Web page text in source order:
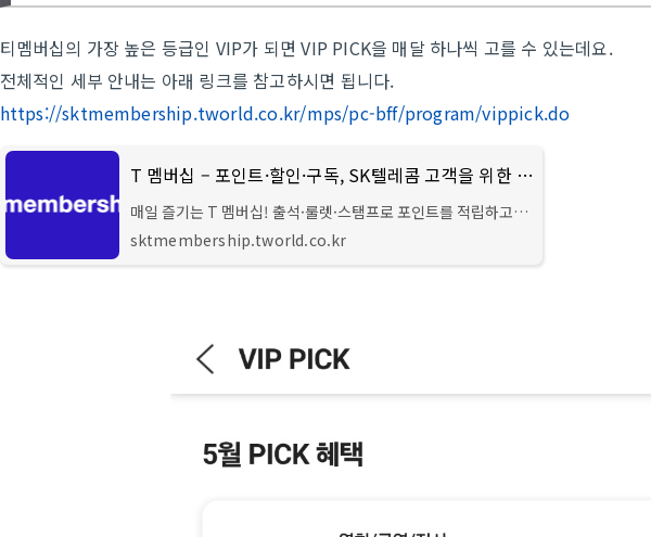
티멤버십의 가장 높은 등급인 VIP가 되면 VIP PICK을 매달 하나씩 고를 수 있는데요.
전체적인 세부 안내는 아래 링크를 참고하시면 됩니다.
https://sktmembership.tworld.co.kr/mps/pc-bff/program/vippick.do
T 멤버십 – 포인트·할인·구독, SK텔레콤 고객을 위한 특별한 혜택!
매일 즐기는 T 멤버십! 출석·룰렛·스탬프로 포인트를 적립하고,
파리바게뜨·이마트·CGV 등 제휴 할인과 T 우주 구독 혜택까지
한 번에 만나보세요.
sktmembership.tworld.co.kr